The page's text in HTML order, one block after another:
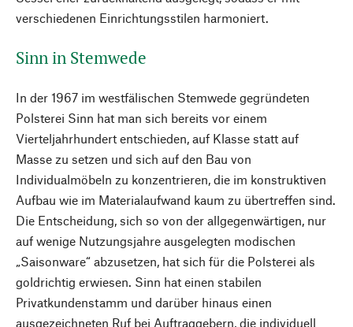
verschiedenen Einrichtungsstilen harmoniert.
Sinn in Stemwede
In der 1967 im westfälischen Stemwede gegründeten
Polsterei Sinn hat man sich bereits vor einem
Vierteljahrhundert entschieden, auf Klasse statt auf
Masse zu setzen und sich auf den Bau von
Individualmöbeln zu konzentrieren, die im konstruktiven
Aufbau wie im Materialaufwand kaum zu übertreffen sind.
Die Entscheidung, sich so von der allgegenwärtigen, nur
auf wenige Nutzungsjahre ausgelegten modischen
„Saisonware“ abzusetzen, hat sich für die Polsterei als
goldrichtig erwiesen. Sinn hat einen stabilen
Privatkundenstamm und darüber hinaus einen
ausgezeichneten Ruf bei Auftraggebern, die individuell